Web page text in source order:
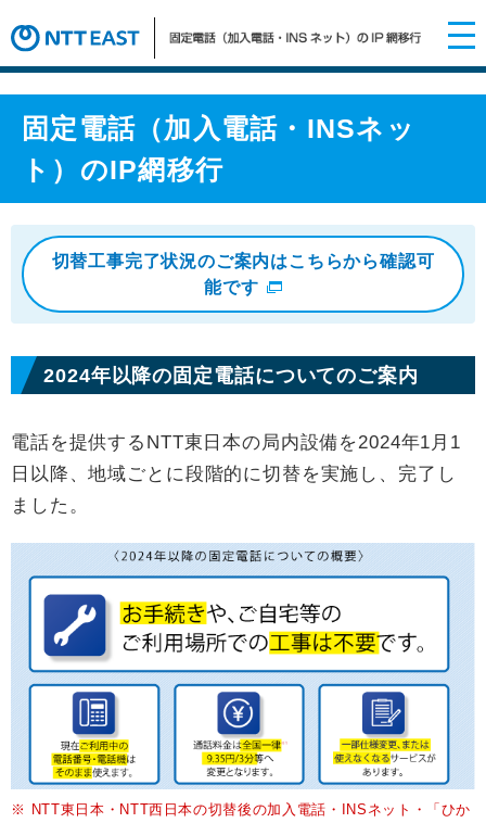
固定電話（加入電話・INSネッ
ト）のIP網移行
切替工事完了状況のご案内はこちらから確認可
能です
2024年以降の固定電話についてのご案内
電話を提供するNTT東日本の局内設備を2024年1月1
日以降、地域ごとに段階的に切替を実施し、完了し
ました。
※
NTT東日本・NTT西日本の切替後の加入電話・INSネット・「ひか